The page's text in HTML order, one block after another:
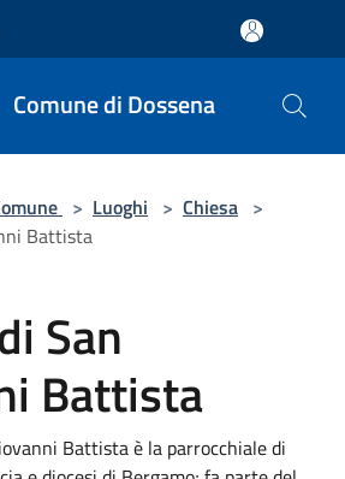
Comune di Dossena
> Luoghi > Chiesa >
Battista
San
Battista
Battista è la parrocchiale di